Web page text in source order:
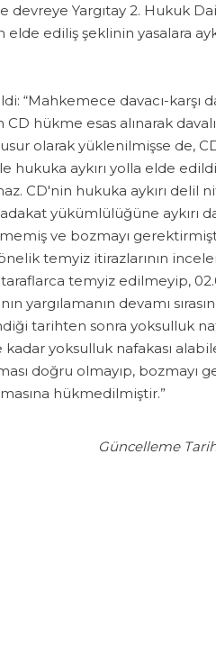
devreye Yargıtay 2. Hukuk
ediliş şeklinin yasalara
“Mahkemece davacı-karşı
hükme esas alınarak
olarak yüklenilmişse de,
hukuka aykırı yolla elde
CD'nin hukuka aykırı delil
yükümlülüğüne aykırı
ve bozmayı
temyiz itirazlarının
temyiz edilmeyip,
yargılamanın devamı
tarihten sonra yoksulluk
yoksulluk nafakası
doğru olmayıp, bozmayı
hükmedilmiştir.”
Güncelleme
Sosyal medya paylaşımları nedeniyle cezaevine gönderildi!
Asayiş